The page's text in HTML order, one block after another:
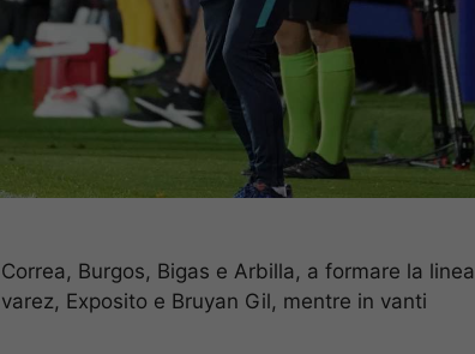
Burgos, Bigas e Arbilla, a formare la linea
Exposito e Bruyan Gil, mentre in vanti